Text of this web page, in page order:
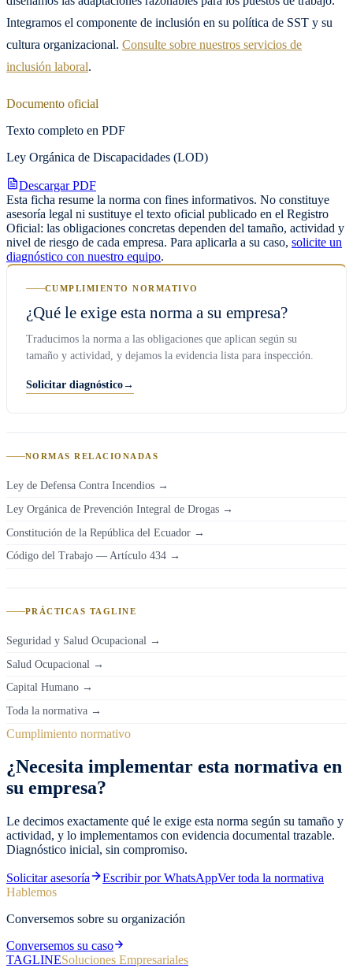
Integramos el componente de inclusión en su política de SST y su
cultura organizacional. Consulte sobre nuestros servicios de
inclusión laboral.
Documento oficial
Texto completo en PDF
Ley Orgánica de Discapacidades (LOD)
Descargar PDF
Esta ficha resume la norma con fines informativos. No constituye
asesoría legal ni sustituye el texto oficial publicado en el Registro
Oficial: las obligaciones concretas dependen del tamaño, actividad y
nivel de riesgo de cada empresa. Para aplicarla a su caso, solicite un
diagnóstico con nuestro equipo.
CUMPLIMIENTO NORMATIVO
¿Qué le exige esta norma a su empresa?
Traducimos la norma a las obligaciones que aplican según su
tamaño y actividad, y dejamos la evidencia lista para inspección.
Solicitar diagnóstico→
NORMAS RELACIONADAS
Ley de Defensa Contra Incendios →
Ley Orgánica de Prevención Integral de Drogas →
Constitución de la República del Ecuador →
Código del Trabajo — Artículo 434 →
PRÁCTICAS TAGLINE
Seguridad y Salud Ocupacional →
Salud Ocupacional →
Capital Humano →
Toda la normativa →
Cumplimiento normativo
¿Necesita implementar esta normativa en
su empresa?
Le decimos exactamente qué le exige esta norma según su tamaño y
actividad, y lo implementamos con evidencia documental trazable.
Diagnóstico inicial, sin compromiso.
Solicitar asesoría Escribir por WhatsAppVer toda la normativa
Hablemos
Conversemos sobre su organización
Conversemos su caso
TAGLINESoluciones Empresariales